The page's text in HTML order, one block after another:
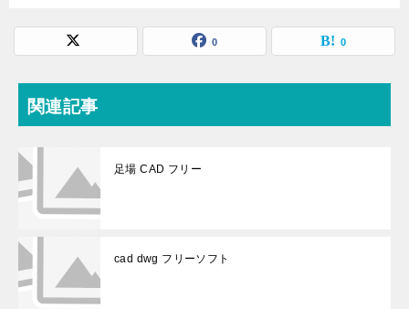
0 0
関連記事
足場 CAD フリー
cad dwg フリーソフト